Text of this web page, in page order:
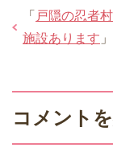
「 戸隠の忍者
施設あります 」
コメント